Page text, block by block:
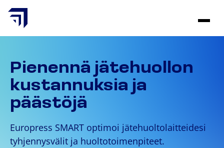
Siirry
sisältöön
Pienennä jätehuollon
kustannuksia ja
päästöjä
Europress SMART optimoi jätehuoltolaitteidesi
tyhjennysvälit ja huoltotoimenpiteet.